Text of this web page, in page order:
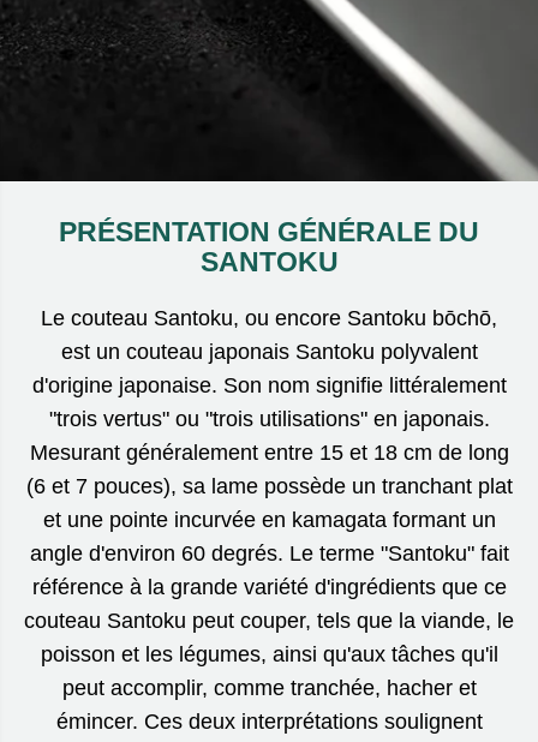
PRÉSENTATION GÉNÉRALE DU
SANTOKU
Le couteau Santoku, ou encore Santoku bōchō,
est un couteau japonais Santoku polyvalent
d'origine japonaise. Son nom signifie littéralement
"trois vertus" ou "trois utilisations" en japonais.
Mesurant généralement entre 15 et 18 cm de long
(6 et 7 pouces), sa lame possède un tranchant plat
et une pointe incurvée en kamagata formant un
angle d'environ 60 degrés. Le terme "Santoku" fait
référence à la grande variété d'ingrédients que ce
couteau Santoku peut couper, tels que la viande, le
poisson et les légumes, ainsi qu'aux tâches qu'il
peut accomplir, comme tranchée, hacher et
émincer. Ces deux interprétations soulignent